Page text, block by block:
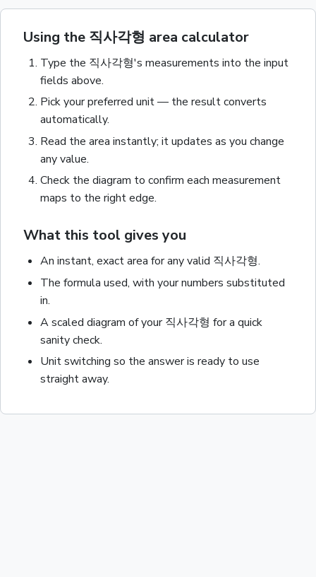
Using the 직사각형 area calculator
Type the 직사각형's measurements into the input
fields above.
Pick your preferred unit — the result converts
automatically.
Read the area instantly; it updates as you change
any value.
Check the diagram to confirm each measurement
maps to the right edge.
What this tool gives you
An instant, exactarea for any valid 직사각형.
The formula used, with your numbers substituted
in.
A scaled diagram of your직사각형 for a quick
sanity check.
Unit switching so the answer is ready to use
straight away.